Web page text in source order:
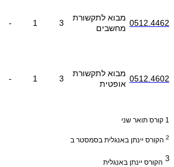
0512.4462
מבוא לתקשורת
מחשבים
3
1
-
0512.4602
מבוא לתקשורת
אופטית
3
1
-
1 קורס תואר שני
2 הקורס יינתן באנגלית בסמסטר ב
3 הקורס יינתן באנגלית